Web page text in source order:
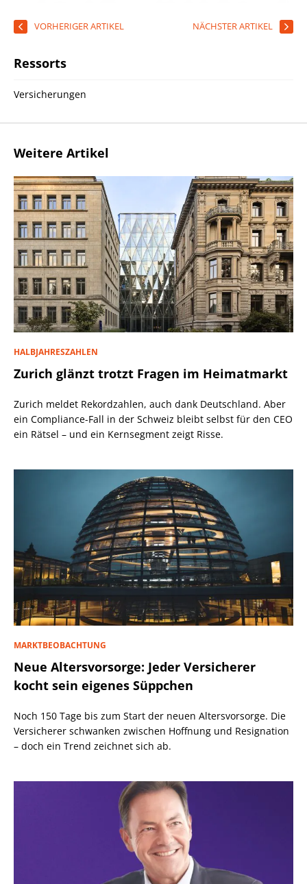
VORHERIGER ARTIKEL NÄCHSTER ARTIKEL
Ressorts
Versicherungen
Weitere Artikel
HALBJAHRESZAHLEN
Zurich glänzt trotzt Fragen im Heimatmarkt
Zurich meldet Rekordzahlen, auch dank Deutschland. Aber
ein Compliance-Fall in der Schweiz bleibt selbst für den CEO
ein Rätsel – und ein Kernsegment zeigt Risse.
MARKTBEOBACHTUNG
Neue Altersvorsorge: Jeder Versicherer
kocht sein eigenes Süppchen
Noch 150 Tage bis zum Start der neuen Altersvorsorge. Die
Versicherer schwanken zwischen Hoffnung und Resignation
– doch ein Trend zeichnet sich ab.